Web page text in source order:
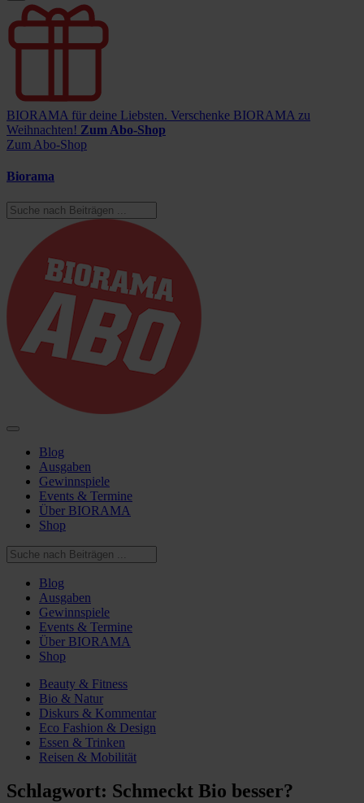
BIORAMA für deine Liebsten. Verschenke BIORAMA zu
Weihnachten! Zum Abo-Shop
Zum Abo-Shop
Biorama
Blog
Ausgaben
Gewinnspiele
Events & Termine
Über BIORAMA
Shop
Blog
Ausgaben
Gewinnspiele
Events & Termine
Über BIORAMA
Shop
Beauty & Fitness
Bio & Natur
Diskurs & Kommentar
Eco Fashion & Design
Essen & Trinken
Reisen & Mobilität
Schlagwort: Schmeckt Bio besser?